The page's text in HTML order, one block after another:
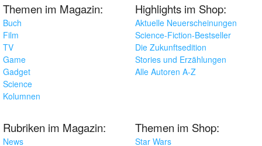
Themen im Magazin:
Buch
Film
TV
Game
Gadget
Science
Kolumnen
Highlights im Shop:
Aktuelle Neuerscheinungen
Science-Fiction-Bestseller
Die Zukunftsedition
Stories und Erzählungen
Alle Autoren A-Z
Rubriken im Magazin:
News
Themen im Shop:
Star Wars